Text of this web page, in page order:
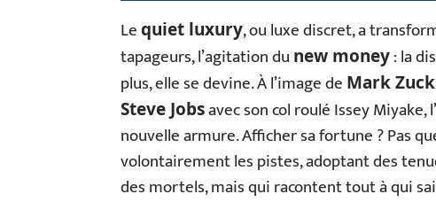
Lequiet luxury, ou luxe discret, a
tapageurs, l’agitation du new money: la
plus, elle se devine. À l’image de Mark
Steve Jobsavec son col roulé Issey
nouvelle armure. Afficher sa fortune ? Pas
volontairement les pistes, adoptant des
des mortels, mais qui racontent tout à qui